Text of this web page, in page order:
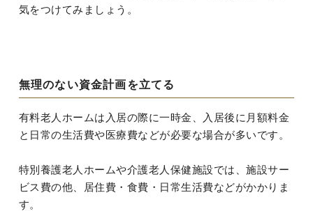
気をつけてみましょう。
無理のない資金計画を立てる
有料老人ホームは入居の際に一時金、入居後に月額料金
と日常の生活費や医療費などが必要な場合が多いです。
特別養護老人ホームや介護老人保健施設では、施設サー
ビス費の他、居住費・食費・日常生活費などがかかりま
す。